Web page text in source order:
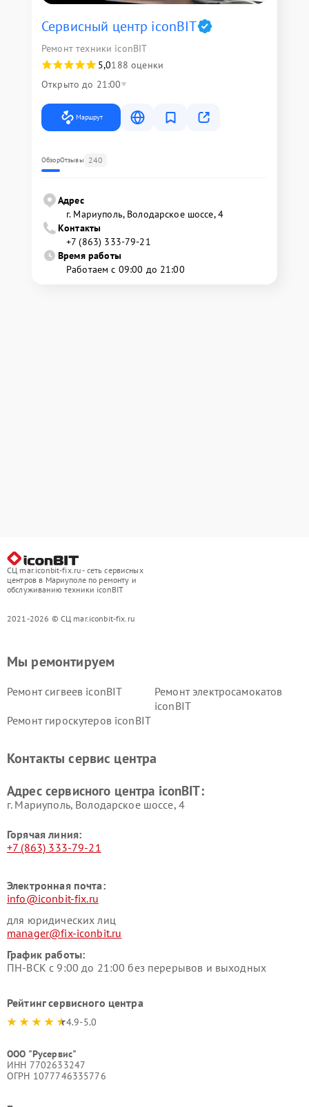
Сервисный центр iconBIT
Ремонт техники iconBIT
5,0188 оценки
Открыто до 21:00
Маршрут
ОбзорОтзывы 240
Адрес
г. Мариуполь, Володарское шоссе, 4
Контакты
+7 (863) 333-79-21
Время работы
Работаем с 09:00 до 21:00
СЦ mar.iconbit-fix.ru - сеть сервисных
центров в Мариуполе по ремонту и
обслуживанию техники iconBIT
2021-2026 © СЦ mar.iconbit-fix.ru
Мы ремонтируем
Ремонт сигвеев iconBIT
Ремонт электросамокатов
iconBIT
Ремонт гироскутеров iconBIT
Контакты сервис центра
Адрес сервисного центра iconBIT:
г. Мариуполь, Володарское шоссе, 4
Горячая линия:
+7 (863) 333-79-21
Электронная почта:
info@iconbit-fix.ru
для юридических лиц
manager@fix-iconbit.ru
График работы:
ПН-ВСК с 9:00 до 21:00 без перерывов и выходных
Рейтинг сервисного центра
4.9-5.0
ООО "Русервис"
ИНН 7702633247
ОГРН 1077746335776